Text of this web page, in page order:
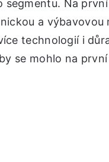
segmentu. Na
a
technologií i
se mohlo na